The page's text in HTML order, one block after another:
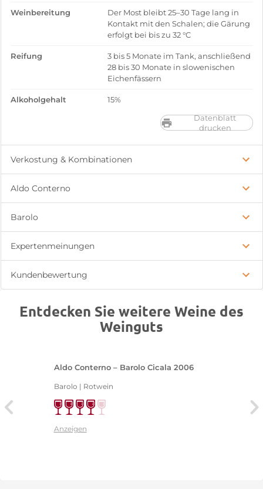
Weinbereitung
Der Most bleibt 25–30 Tage lang in
Kontakt mit den Schalen; die Gärung
erfolgt bei bis zu 32 °C
Reifung
3 bis 5 Monate im Tank, anschließend
28 bis 30 Monate in slowenischen
Eichenfässern
Alkoholgehalt 15%
Datenblatt
drucken
Verkostung & Kombinationen
Aldo Conterno
Barolo
Expertenmeinungen
Kundenbewertung
Entdecken Sie weitere Weine des
Weinguts
Aldo Conterno – Barolo Cicala 2006
Barolo | Rotwein
Anzeigen